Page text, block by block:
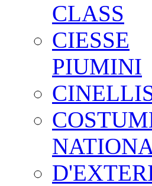
CLASS
CIESSE
PIUMINI